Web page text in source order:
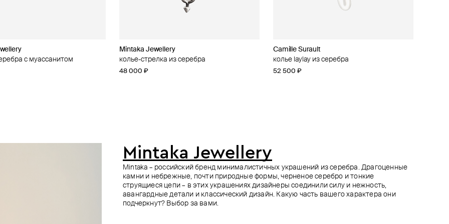
с муассанитом
Mintaka Jewellery
колье-стрелка из серебра
48 000 ₽
Camille Surault
колье laylay из серебра
52 500 ₽
с зелёным кварцем
Dzhanelli Jewellery
подвеска из серебра «сердце» с
фианитом на шелковом шнурке,
Mintaka Jewellery
колье из серебра с муассанитом
54 000 ₽
с муассанитом
Mintaka Jewellery
колье из серебра с муассанитом
48 000 ₽
Mintaka Jewellery
колье из серебра с муассанитом
46 000 ₽
металлическое колье
₽
Diesel
колье-цепь diesel из стали
17 280 ₽
Aloud
тонкий серебристый чокер
3 640 ₽ 5 200 ₽
Mintaka Jewellery
Mintaka – российский бренд минималистичных украшений из серебра. Драгоценные
камни и небрежные, почти природные формы, черненое серебро и тонкие
струящиеся цепи – в этих украшениях дизайнеры соединили силу и нежность,
авангардные детали и классический дизайн. Какую часть вашего характера они
подчеркнут? Выбор за вами.